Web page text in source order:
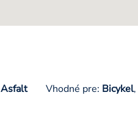
Asfalt Vhodné pre: Bicykel,